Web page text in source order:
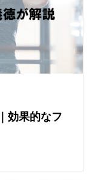
効果的なフ